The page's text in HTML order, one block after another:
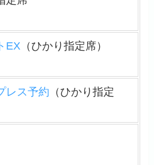
EX（ひかり指定席）
レス予約 （ひかり指定